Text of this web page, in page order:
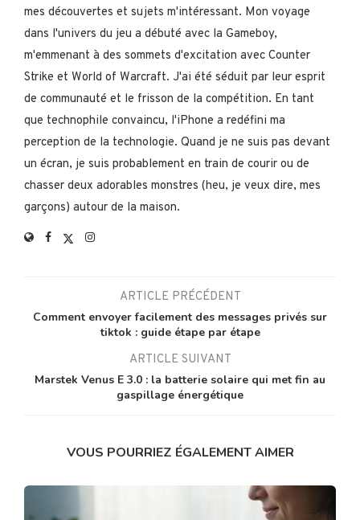
mes découvertes et sujets m'intéressant. Mon voyage
dans l'univers du jeu a débuté avec la Gameboy,
m'emmenant à des sommets d'excitation avec Counter
Strike et World of Warcraft. J'ai été séduit par leur esprit
de communauté et le frisson de la compétition. En tant
que technophile convaincu, l'iPhone a redéfini ma
perception de la technologie. Quand je ne suis pas devant
un écran, je suis probablement en train de courir ou de
chasser deux adorables monstres (heu, je veux dire, mes
garçons) autour de la maison.
ARTICLE PRÉCÉDENT
Comment envoyer facilement des messages privés sur
tiktok : guide étape par étape
ARTICLE SUIVANT
Marstek Venus E 3.0 : la batterie solaire qui met fin au
gaspillage énergétique
VOUS POURRIEZ ÉGALEMENT AIMER